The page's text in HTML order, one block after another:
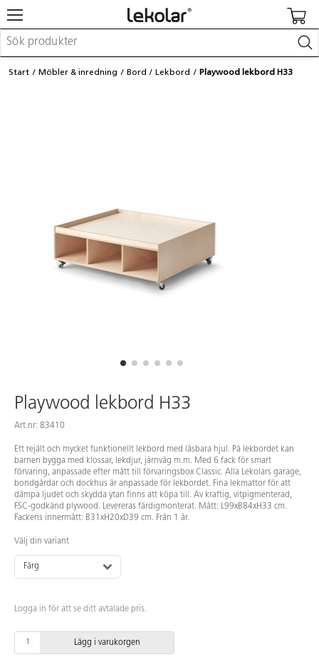
Möbler & inredning
Hitta din säljare
Kontakta Lekolar
Start Möbler & inredning Bord Lekbord Playwood lekbord H33
Playwood lekbord H33
Art.nr: 83410
Ett rejält och mycket funktionellt lekbord med låsbara hjul. På lekbordet kan
barnen bygga med klossar, lekdjur, järnväg m.m. Med 6 fack för smart
förvaring, anpassade efter mått till förvaringsbox Classic. Alla Lekolars garage,
bondgårdar och dockhus är anpassade för lekbordet. Fina lekmattor för att
dämpa ljudet och skydda ytan finns att köpa till. Av kraftig, vitpigmenterad,
FSC-godkänd plywood. Levereras färdigmonterat. Mått: L99xB84xH33 cm.
Fackens innermått: B31xH20xD39 cm. Från 1 år.
Välj din variant
Färg
Logga in för att se ditt avtalade pris.
Lägg i varukorgen